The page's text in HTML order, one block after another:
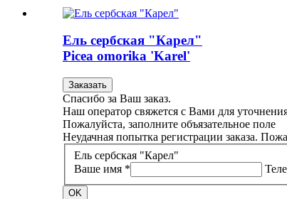
Ель сербская "Карел"
Picea omorika 'Karel'
Заказать
Спасибо за Ваш заказ.
Наш оператор свяжется с Вами для
Пожалуйста, заполните объязательное поле
Неудачная попытка регистрации заказа.
Ель сербская "Карел"
Ваше имя *
OK